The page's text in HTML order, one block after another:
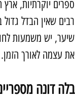
ספרים יוקרתיות, ארץ
רבים שאין הבדל גדול
שיער, יש משמעות
את עצמה לאורך הזמן.
בלה דונה